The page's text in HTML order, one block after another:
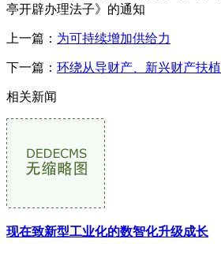
亭开辟办理法子》的通知
上一篇： 为可持续增加供给力
下一篇： 环绕从导财产、新兴财产扶
相关新闻
现在致新型工业化的数智化升级成长